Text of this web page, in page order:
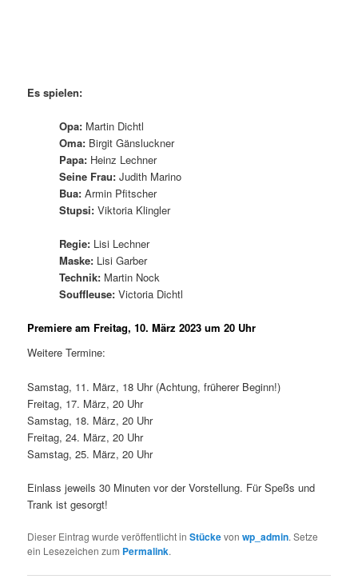
Es spielen:
Opa: Martin Dichtl
Oma: Birgit Gänsluckner
Papa: Heinz Lechner
Seine Frau: Judith Marino
Bua: Armin Pfitscher
Stupsi: Viktoria Klingler
Regie: Lisi Lechner
Maske: Lisi Garber
Technik: Martin Nock
Souffleuse: Victoria Dichtl
Premiere am Freitag, 10. März 2023 um 20 Uhr
Weitere Termine:
Samstag, 11. März, 18 Uhr (Achtung, früherer Beginn!)
Freitag, 17. März, 20 Uhr
Samstag, 18. März, 20 Uhr
Freitag, 24. März, 20 Uhr
Samstag, 25. März, 20 Uhr
Einlass jeweils 30 Minuten vor der Vorstellung. Für Speßs und
Trank ist gesorgt!
Dieser Eintrag wurde veröffentlicht inStückevonwp_admin. Setze
ein Lesezeichen zum Permalink.